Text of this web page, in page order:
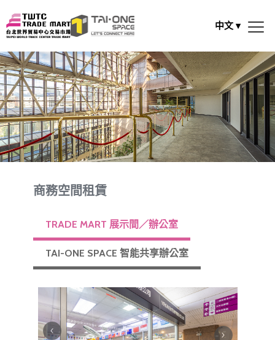
中文 ▾
商務空間租賃
TRADE MART 展示間／辦公室
TAI-ONE SPACE 智能共享辦公室